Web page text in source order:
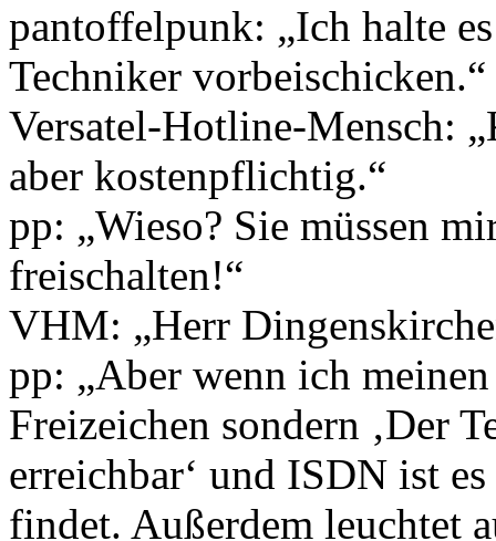
pantoffelpunk: „Ich halte
Techniker vorbeischicken.“
Versatel-Hotline-Mensch:
aber kostenpflichtig.“
pp: „Wieso? Sie müssen
freischalten!“
VHM: „Herr
pp: „Aber wenn ich
Freizeichen sondern ‚Der
erreichbar‘ und ISDN ist
findet. Außerdem leuchtet